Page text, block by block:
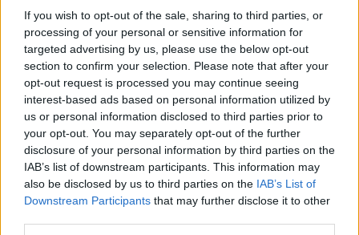
If you wish to opt-out of the sale, sharing to third parties, or
processing of your personal or sensitive information for
targeted advertising by us, please use the below opt-out
section to confirm your selection. Please note that after your
opt-out request is processed you may continue seeing
interest-based ads based on personal information utilized by
us or personal information disclosed to third parties prior to
your opt-out. You may separately opt-out of the further
disclosure of your personal information by third parties on the
IAB’s list of downstream participants. This information may
also be disclosed by us to third parties on the IAB’s List of
Downstream Participants that may further disclose it to other
lavorare molto presto nel campo della diagnostica clinica. Dal primo
agosto 1983 è dipendente dell'Azienda Ospedaliero-Universitaria
Pisana. Dal 1985 è volontario di protezione civile internazionale nel
Gruppo di Chirurgia d'Urgenza dell'Aoup e ha compiuto varie
missioni in Italia e all'estero nell'ambito dell'emergenza sanitaria e
della cooperazione internazionale. Nel 2002 ha ricevuto la
Benemerenza di Stato della Repubblica Italiana per l'attività di
protezione civile internazionale. Affascinato dalla storia e
dall'architettura medievale, segnatamente quella della sua città
natale, coniuga nelle sue ricerche passione e metodo scientifico,
pubblicando a partire dal 2004 alcuni saggi sull'architettura del
medioevo. Ha scritto anche racconti, reportage e romanzi storici.
Tra i suoi libri: Io Busketo, da Zero a Mille, Tutti i perché della torre,
Ritmo cabrio, Ibelin, Il sarto di Palermo.